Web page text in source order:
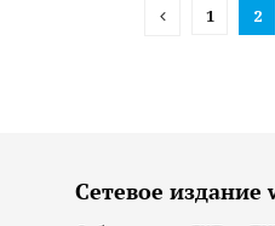
1 2
Сетевое издание